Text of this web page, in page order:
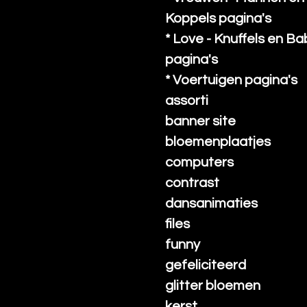
Koppels pagina's
* Love - Knuffels en
pagina's
* Voertuigen pagina's
assorti
banner site
bloemenplaatjes
computers
contrast
dansanimaties
files
funny
gefeliciteerd
glitter bloemen